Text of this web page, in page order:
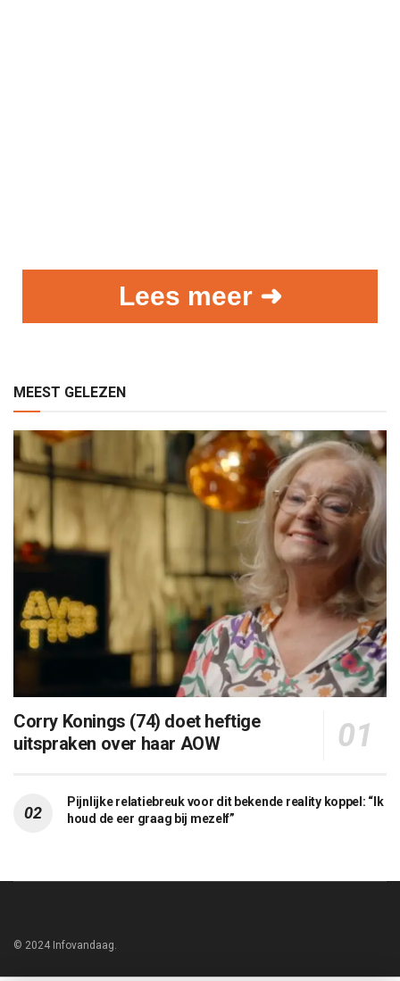
Lees meer ➜
MEEST GELEZEN
Corry Konings (74) doet heftige
uitspraken over haar AOW
Pijnlijke relatiebreuk voor dit bekende reality koppel: “Ik
houd de eer graag bij mezelf”
© 2024 Infovandaag.